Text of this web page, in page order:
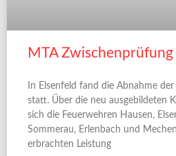
MTA Zwischenprüfung
In Elsenfeld fand die Abnahme
statt. Über die neu ausgebildeten
sich die Feuerwehren Hausen,
Sommerau, Erlenbach und
erbrachten Leistung